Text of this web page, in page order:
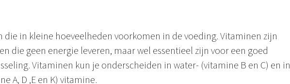
die in kleine hoeveelheden voorkomen in de voeding. Vitaminen zijn
die geen energie leveren, maar wel essentieel zijn voor een goed
Vitaminen kun je onderscheiden in water- (vitamine B en C) en in
A, D ,E en K) vitamine.